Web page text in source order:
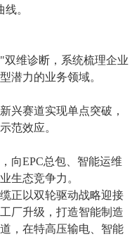
。
维诊断，系统梳理企业
潜力的业务领域。
兴赛道实现单点突破，
范效应。
向EPC总包、智能运维
生态竞争力。
正以双轮驱动战略迎接
厂升级，打造智能制造
，在特高压输电、智能